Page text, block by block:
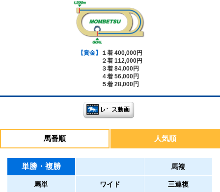
【賞金】
１着 400,000円
２着 112,000円
３着 84,000円
４着 56,000円
５着 28,000円
馬番順 人気順
単勝・複勝 馬複
馬単 ワイド 三連複